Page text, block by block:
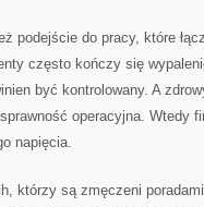
podejście do pracy, które
często kończy się
być kontrolowany. A
operacyjna. Wtedy
napięcia.
którzy są zmęczeni